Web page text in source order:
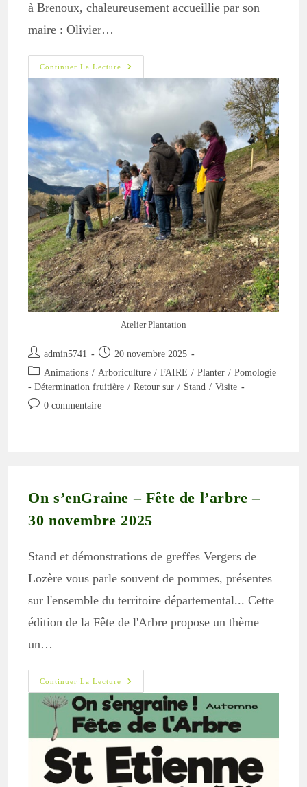
à Brenoux, chaleureusement accueillie par son
maire : Olivier…
Continuer La Lecture
Retour
Sur
Atelier Plantation
Auteur/autrice
de
la
publication :
admin5741
Publication
publiée :
20 novembre 2025
Post
category:
Animations / Arboriculture / FAIRE / Planter / Pomologie
- Détermination fruitière / Retour sur / Stand / Visite
Commentaires
0 commentaire
On s’enGraine – Fête de l’arbre –
30 novembre 2025
Stand et démonstrations de greffes Vergers de
Lozère vous parle souvent de pommes, présentes
sur l'ensemble du territoire départemental... Cette
édition de la Fête de l'Arbre propose un thème
un…
Continuer La Lecture
On
S’enGraine
–
Fête
De
L’arbre
–
30
Novembre
2025